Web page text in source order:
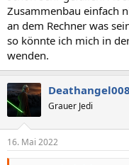
geforce-rtx-3080-ti-oc-
Samsung SSD 980 PRO 2TB
2tb-mz-v8p2t0bw-
Fractal Design Ion+ 2
design-ion-2-platinum-
Fractal Design Meshify 2
light-tempered-glass-black-
----------------
2.908€
Und dann als Monitor den
LG UltraGear 34GP950G-B
a2513169.html979€
Zusammenbau einfach
an dem Rechner was
so könnte ich mich in
wenden.
Deathangel008
Grauer Jedi
16. Mai 2022